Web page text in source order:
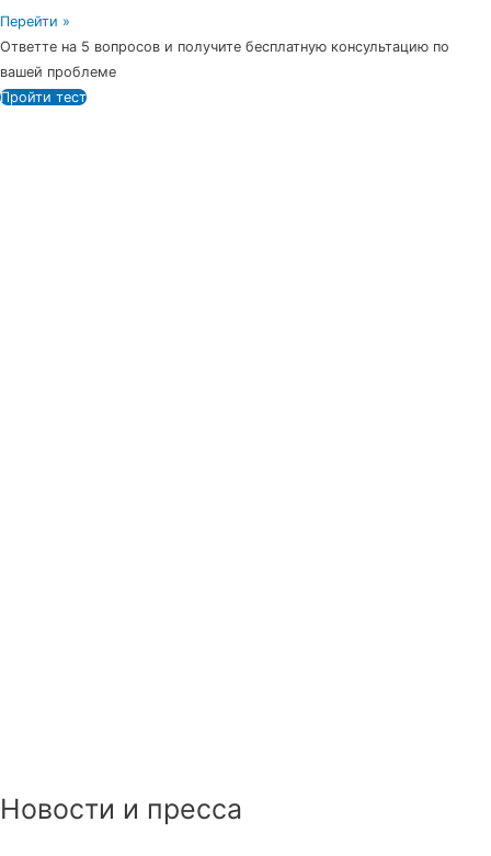
Перейти »
Ответте на 5 вопросов и получите бесплатную консультацию по
вашей проблеме
Пройти тест
Новости и пресса